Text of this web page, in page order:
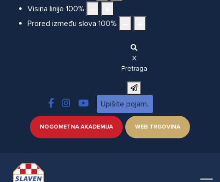
Visina linije 100%
Prored između slova 100%
X
Pretraga
NOGOMETNA AKADEMIJA WEB TRGOVINA